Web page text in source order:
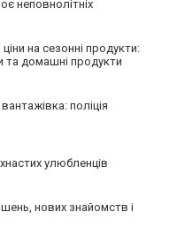
неповнолітніх
на сезонні продукти:
та домашні продукти
поліція
улюбленців
нових знайомств і